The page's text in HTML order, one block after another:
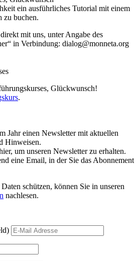
ein ausführliches Tutorial mit einem
zu buchen.
mit uns, unter Angabe des
in Verbindung: dialog@monneta.org
Glückwunsch!
.
Jahr einen Newsletter mit aktuellen
Hinweisen.
um unseren Newsletter zu erhalten.
eine Email, in der Sie das Abonnement
schützen, können Sie in unseren
nachlesen.